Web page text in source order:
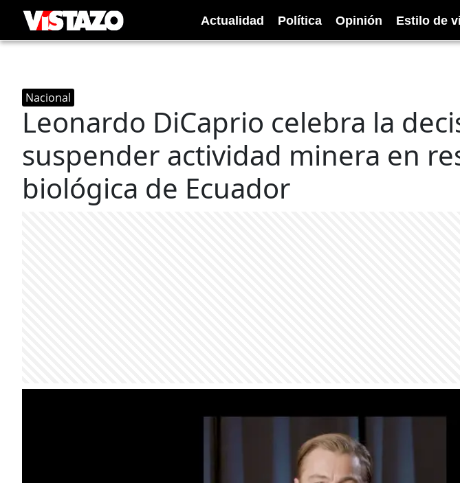
Actualidad Política Opinión Estilo de
Nacional
Leonardo DiCaprio celebra la
suspender actividad minera en
biológica de Ecuador